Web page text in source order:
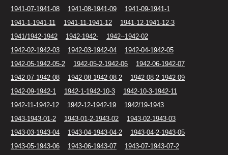
1941-07-1941-08
1941-08-1941-09
1941-09-1941-1
1941-1-1941-11
1941-11-1941-12
1941-12-1941-12-3
1941/1942-1942
1942-1942-
1942--1942-02
1942-02-1942-03
1942-03-1942-04
1942-04-1942-05
1942-05-1942-05-2
1942-05-2-1942-06
1942-06-1942-07
1942-07-1942-08
1942-08-1942-08-2
1942-08-2-1942-09
1942-09-1942-1
1942-1-1942-10-3
1942-10-3-1942-11
1942-11-1942-12
1942-12-1942-19
1942/19-1943
1943-1943-01-2
1943-01-2-1943-02
1943-02-1943-03
1943-03-1943-04
1943-04-1943-04-2
1943-04-2-1943-05
1943-05-1943-06
1943-06-1943-07
1943-07-1943-07-2